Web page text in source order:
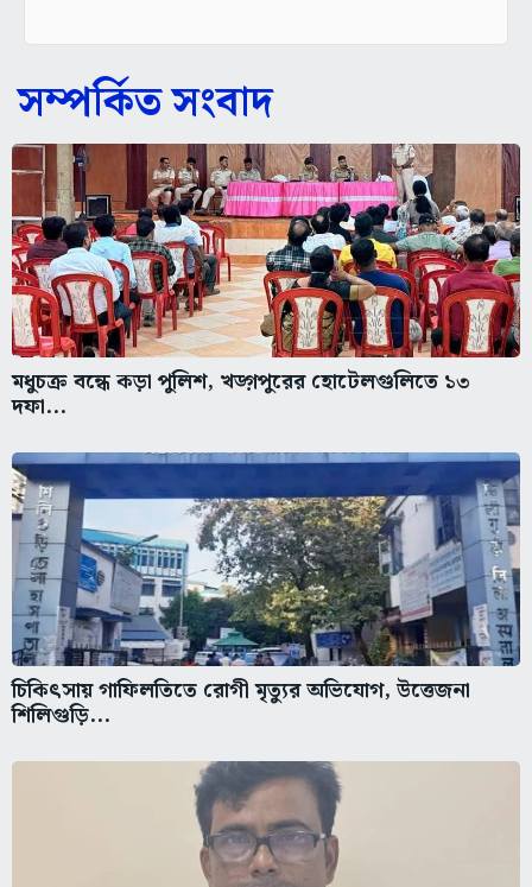
সম্পর্কিত সংবাদ
মধুচক্র বন্ধে কড়া পুলিশ, খড়্গপুরের হোটেলগুলিতে ১৩
দফা...
চিকিৎসায় গাফিলতিতে রোগী মৃত্যুর অভিযোগ, উত্তেজনা
শিলিগুড়ি...